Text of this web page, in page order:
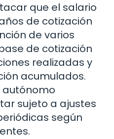
que el salario
de cotización
de varios
de cotización
realizadas y
acumulados.
autónomo
sujeto a ajustes
según